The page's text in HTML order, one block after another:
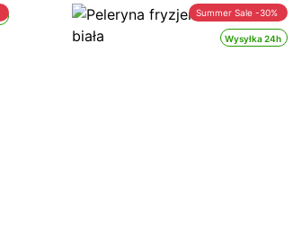
Wysyłka 24h
Summer Sale -30%